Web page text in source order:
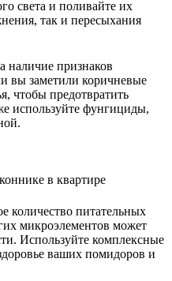
света и поливайте их
так и пересыхания
наличие признаков
вы заметили коричневые
чтобы предотвратить
используйте фунгициды,
в квартире
количество питательных
микроэлементов может
Используйте комплексные
ваших помидоров и